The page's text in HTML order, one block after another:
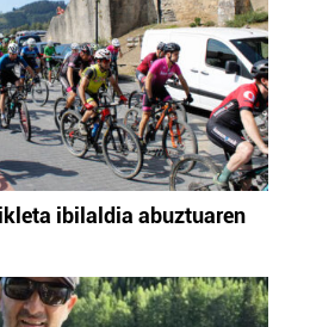
ibilaldia abuztuaren